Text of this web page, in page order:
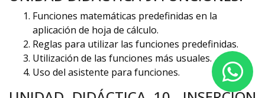
Funciones matemáticas predefinidas en la
aplicación de hoja de cálculo.
Reglas para utilizar las funciones predefinidas.
Utilización de las funciones más usuales.
Uso del asistente para funciones.